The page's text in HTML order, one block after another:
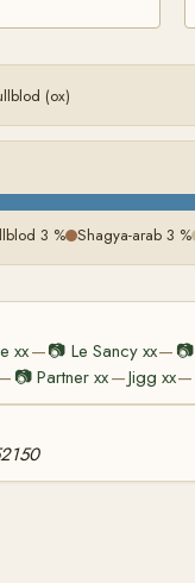
(ox)
3 % Shagya-arab 3 %
xx—📷 Le Sancy xx— 📷
📷Partner xx—Jigg xx—